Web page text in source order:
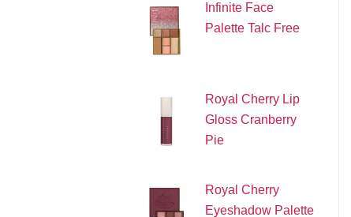
Infinite Face
Palette Talc Free
Royal Cherry Lip
Gloss Cranberry
Pie
Royal Cherry
Eyeshadow Palette